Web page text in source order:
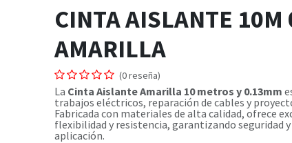
CINTA AISLANTE
AMARILLA
(0 reseña)
La Cinta Aislante Amarilla 10 metros y 0.13mm
trabajos eléctricos, reparación de cables y
Fabricada con materiales de alta calidad, ofrece
flexibilidad y resistencia, garantizando seguridad
aplicación.